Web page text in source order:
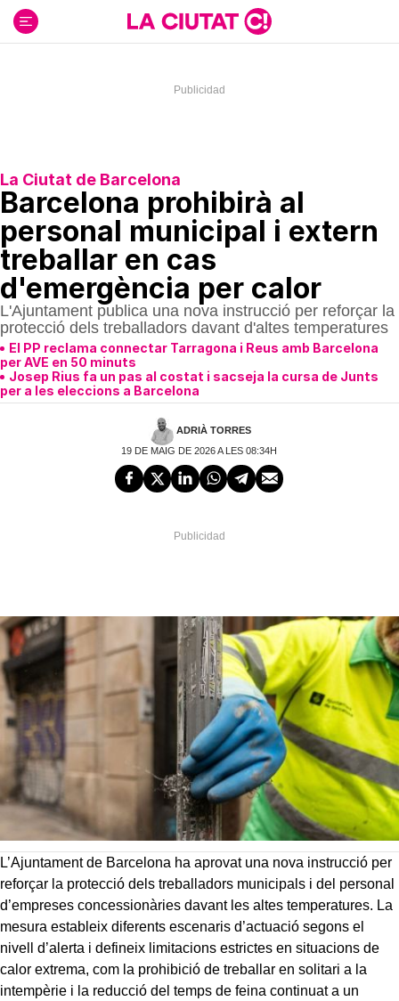
contenido
La Ciutat de Barcelona
Barcelona prohibirà al
personal municipal i extern
treballar en cas
d'emergència per calor
L'Ajuntament publica una nova instrucció per reforçar la
protecció dels treballadors davant d'altes temperatures
El PP reclama connectar Tarragona i Reus amb Barcelona
per AVE en 50 minuts
Josep Rius fa un pas al costat i sacseja la cursa de Junts
per a les eleccions a Barcelona
ADRIÀ TORRES
19 DE MAIG DE 2026 A LES 08:34H
L’Ajuntament de Barcelona ha aprovat una nova instrucció per
reforçar la protecció dels treballadors municipals i del personal
d’empreses concessionàries davant les altes temperatures. La
mesura estableix diferents escenaris d’actuació segons el
nivell d’alerta i defineix limitacions estrictes en situacions de
calor extrema, com la prohibició de treballar en solitari a la
intempèrie i la reducció del temps de feina continuat a un